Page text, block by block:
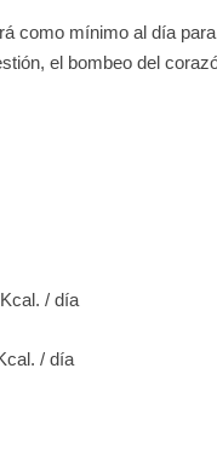
como mínimo al día
el bombeo del
/ día
/ día